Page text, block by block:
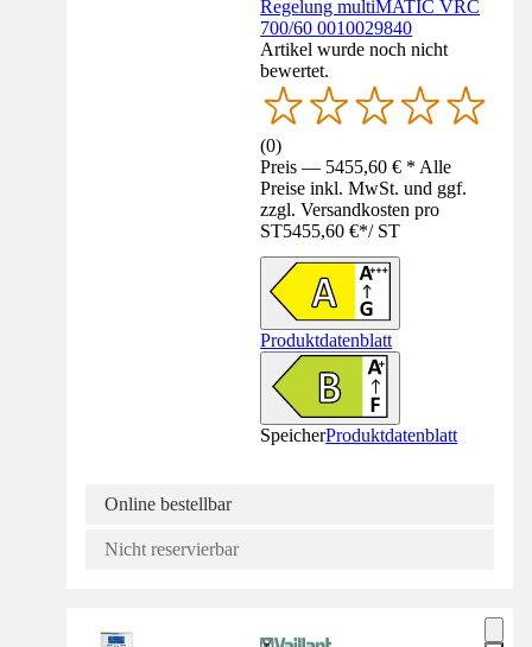
Regelung multiMATIC VRC
700/60 0010029840
Artikel wurde noch nicht
bewertet.
(0)
Preis — 5455,60 € * Alle
Preise inkl. MwSt. und ggf.
zzgl. Versandkosten pro
ST5455,60 €*/ ST
Produktdatenblatt
SpeicherProduktdatenblatt
Online bestellbar
Nicht reservierbar